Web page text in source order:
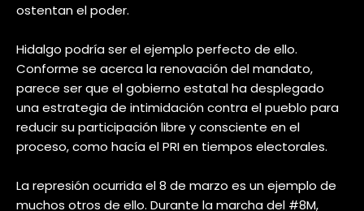
ostentan el poder.
Hidalgo podría ser el ejemplo perfecto de ello.
Conforme se acerca la renovación del mandato,
parece ser que el gobierno estatal ha desplegado
una estrategia de intimidación contra el pueblo para
reducir su participación libre y consciente en el
proceso, como hacía el PRI en tiempos electorales.
La represión ocurrida el 8 de marzo es un ejemplo de
muchos otros de ello. Durante la marcha del #8M,